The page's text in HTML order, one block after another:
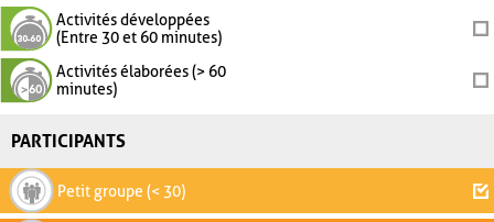
Activités développées
(Entre 30 et 60 minutes)
Activités élaborées (> 60
minutes)
PARTICIPANTS
Petit groupe (< 30)